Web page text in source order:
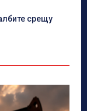
срещу